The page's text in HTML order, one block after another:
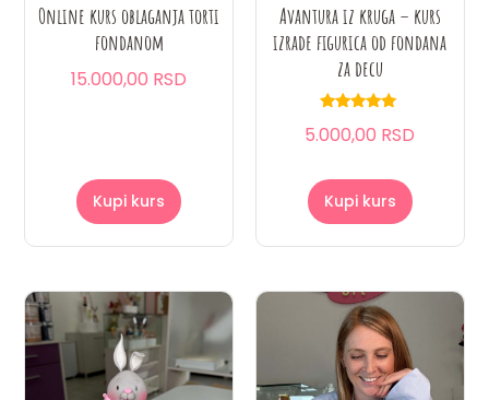
Online kurs oblaganja torti
fondanom
15.000,00 RSD
Kupi kurs
Avantura iz kruga – kurs
izrade figurica od fondana
za decu
sa
5.000,00 RSD
Kupi kurs